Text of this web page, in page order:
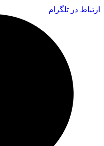
ارتباط در تلگرام